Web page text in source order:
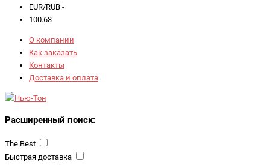
EUR/RUB -
100.63
О компании
Как заказать
Контакты
Доставка и оплата
Расширенный поиск:
The.Best
Быстрая доставка